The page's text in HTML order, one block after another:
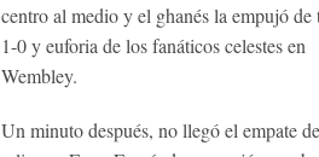
centro al medio y el ghanés la empujó de
1-0 y euforia de los fanáticos celestes en
Wembley.
Un minuto después, no llegó el empate de